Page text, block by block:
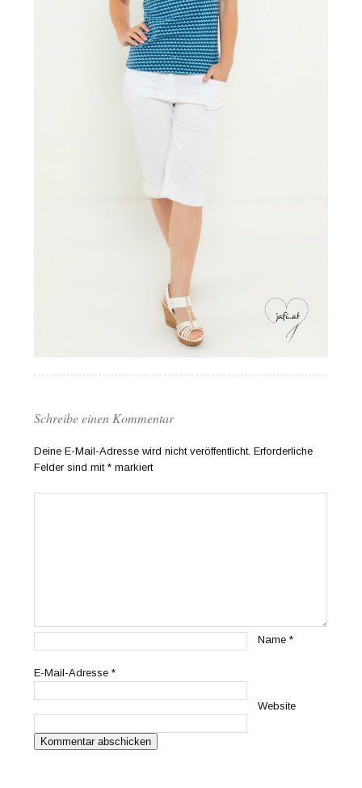
Schreibe einen Kommentar
Deine E-Mail-Adresse wird nicht veröffentlicht. Erforderliche
Felder sind mit* markiert
Name*
E-Mail-Adresse*
Website